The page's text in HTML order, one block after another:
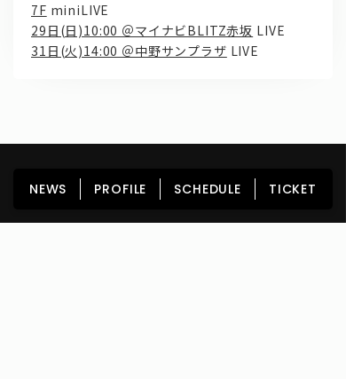
7F miniLIVE
29日(日)10:00 ＠マイナビBLITZ赤坂 LIVE
31日(火)14:00 ＠中野サンプラザ LIVE
HOME NEWS PROFILE
SCHEDULE
DISCOGRAPHY
GOODS FAN CLUB
NEWS PROFILE SCHEDULE TICKET